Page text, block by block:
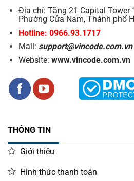
Địa chỉ: Tầng 21 Capital Tower
Phường Cửa Nam, Thành phố
Hotline: 0966.93.1717
Mail: support@vincode.com.vn
Website: www.vincode.com.vn
THÔNG TIN
Giới thiệu
Hình thức thanh toán